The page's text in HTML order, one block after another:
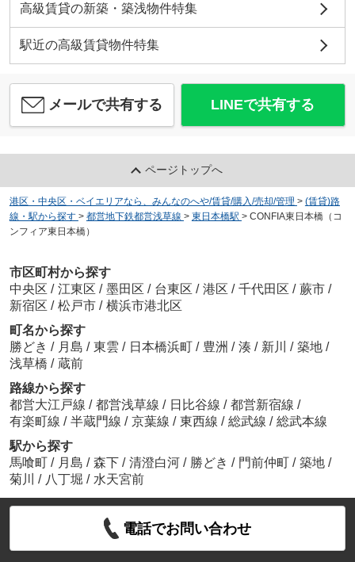
高級賃貸の新築・築浅物件特集
駅近の高級賃貸物件特集
メールで共有する LINEで共有する
ページトップへ
港区・中央区・ベイエリアなら、みんなのへや/賃貸/購入/売却/管理 > (賃貸)路
線・駅から探す > 都営地下鉄都営浅草線 > 東日本橋駅 > CONFIA東日本橋（コ
ンフィア東日本橋）
市区町村から探す
中央区 / 江東区 / 墨田区 / 台東区 / 港区 / 千代田区 / 蕨市 /
新宿区 / 松戸市 / 横浜市港北区
町名から探す
勝どき / 月島 / 東雲 / 日本橋浜町 / 豊洲 / 湊 / 新川 / 築地 /
浅草橋 / 蔵前
路線から探す
都営大江戸線 / 都営浅草線 / 日比谷線 / 都営新宿線 /
有楽町線 / 半蔵門線 / 京葉線 / 東西線 / 総武線 / 総武本線
駅から探す
馬喰町 / 月島 / 森下 / 清澄白河 / 勝どき / 門前仲町 / 築地 /
菊川
/ 八丁堀 / 水天宮前
電話でお問い合わせ